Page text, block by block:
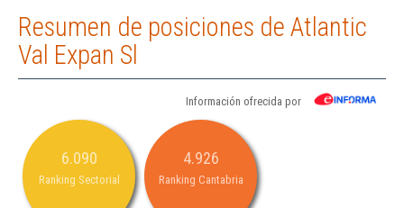
Resumen de posiciones de Atlantic
Val Expan Sl
Información ofrecida por
6.090
Ranking Sectorial
4.926
Ranking Cantabria